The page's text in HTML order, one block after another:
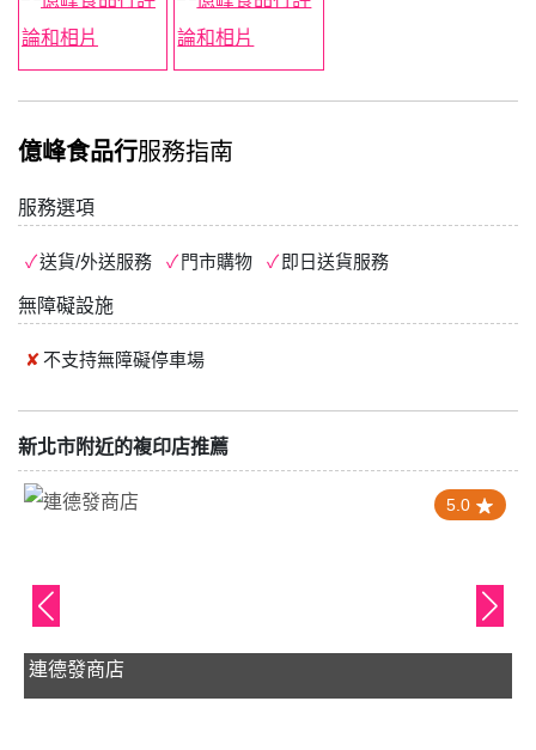
億峰食品行服務指南
服務選項
送貨/外送服務 門市購物 即日送貨服務
無障礙設施
不支持無障礙停車場
新北市附近的複印店推薦
5.0
連德發商店